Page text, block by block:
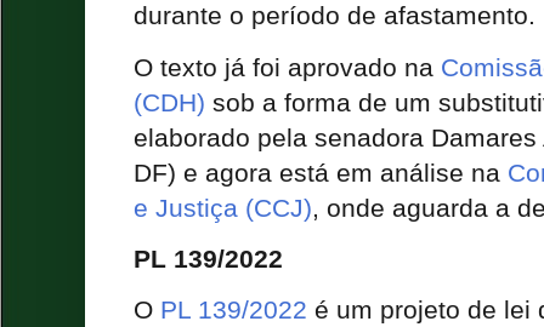
durante o período de afastamento.
O texto já foi aprovado na
(CDH) sob a forma de um
elaborado pela senadora
DF) e agora está em análise na
e Justiça (CCJ), onde aguarda a
PL 139/2022
O PL 139/2022 é um projeto de lei